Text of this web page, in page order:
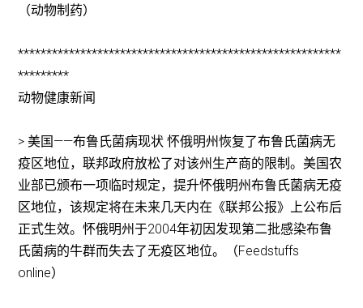
（动物制药）
*********************************************************
*********
动物健康新闻
> 美国——布鲁氏菌病现状 怀俄明州恢复了布鲁氏菌病无
疫区地位，联邦政府放松了对该州生产商的限制。美国农
业部已颁布一项临时规定，提升怀俄明州布鲁氏菌病无疫
区地位，该规定将在未来几天内在《联邦公报》上公布后
正式生效。怀俄明州于2004年初因发现第二批感染布鲁
氏菌病的牛群而失去了无疫区地位。（Feedstuffs
online）